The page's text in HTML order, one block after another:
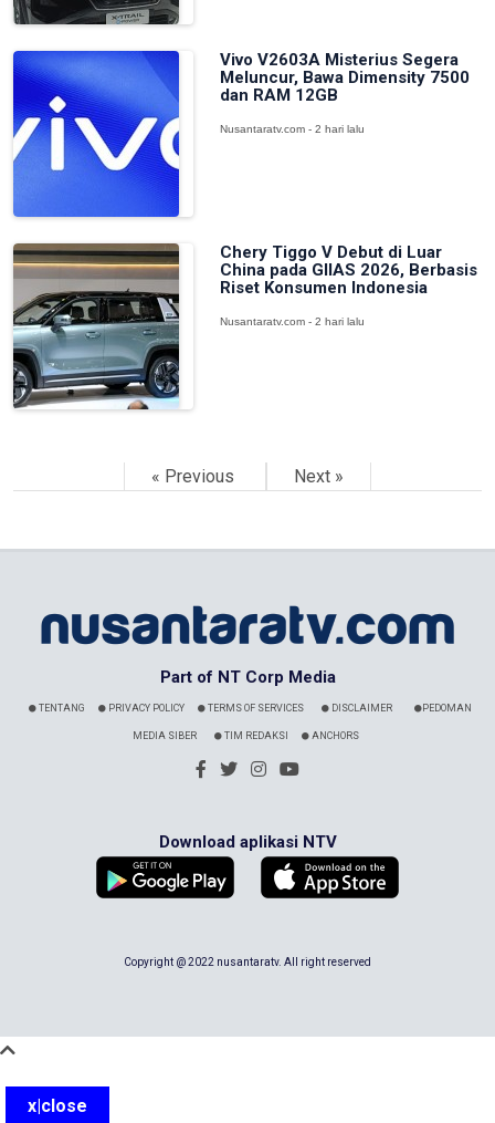
Vivo V2603A Misterius Segera
Meluncur, Bawa Dimensity 7500
dan RAM 12GB
Nusantaratv.com - 2 hari lalu
Chery Tiggo V Debut di Luar
China pada GIIAS 2026, Berbasis
Riset Konsumen Indonesia
Nusantaratv.com - 2 hari lalu
« Previous Next »
Part of NT Corp Media
TENTANG PRIVACY POLICY TERMS OF SERVICES DISCLAIMER PEDOMAN
MEDIA SIBER TIM REDAKSI ANCHORS
Download aplikasi NTV
Copyright @ 2022 nusantaratv. All right reserved
x|close